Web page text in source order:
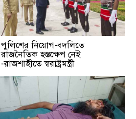
পুলিশের নিয়োগ-বদলিতে
রাজনৈতিক হস্তক্ষেপ নেই
-রাজশাহীতে স্বরাষ্ট্রমন্ত্রী